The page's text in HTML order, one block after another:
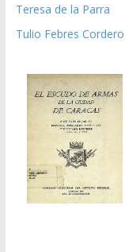
Teresa de la Parra
Tulio Febres Cordero